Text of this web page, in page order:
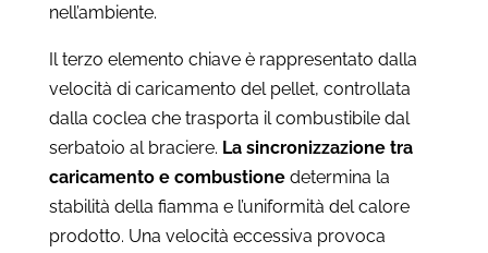
nell’ambiente.
Il terzo elemento chiave è rappresentato dalla
velocità di caricamento del pellet, controllata
dalla coclea che trasporta il combustibile dal
serbatoio al braciere. La sincronizzazione tra
caricamento e combustionedetermina la
stabilità della fiamma e l’uniformità del calore
prodotto. Una velocità eccessiva provoca